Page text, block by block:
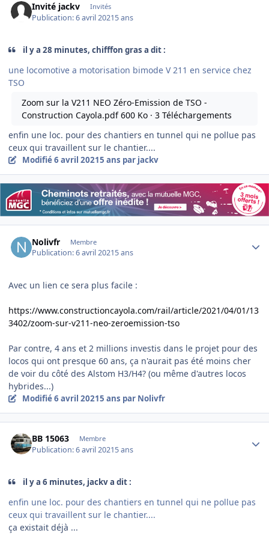
Invité jackv Invités
Publication:6 avril 20215 ans
il y a 28 minutes, chifffon gras a dit :
une locomotive a motorisation bimode V 211 en service chez
TSO
Zoom sur la V211 NEO Zéro-Emission de TSO -
Construction Cayola.pdf600 Ko · 3 Téléchargements
enfin une loc. pour des chantiers en tunnel qui ne pollue pas
ceux qui travaillent sur le chantier....
Modifié6 avril 20215 ans par jackv
Nolivfr Membre
Publication:6 avril 20215 ans
Avec un lien ce sera plus facile :
https://www.constructioncayola.com/rail/article/2021/04/01/13
3402/zoom-sur-v211-neo-zeroemission-tso
Par contre, 4 ans et 2 millions investis dans le projet pour des
locos qui ont presque 60 ans, ça n'aurait pas été moins cher
de voir du côté des Alstom H3/H4? (ou même d'autres locos
hybrides...)
Modifié6 avril 20215 ans par Nolivfr
BB 15063 Membre
Publication:6 avril 20215 ans
il y a 6 minutes, jackv a dit :
enfin une loc. pour des chantiers en tunnel qui ne pollue pas
ceux qui travaillent sur le chantier....
ça existait déjà ...